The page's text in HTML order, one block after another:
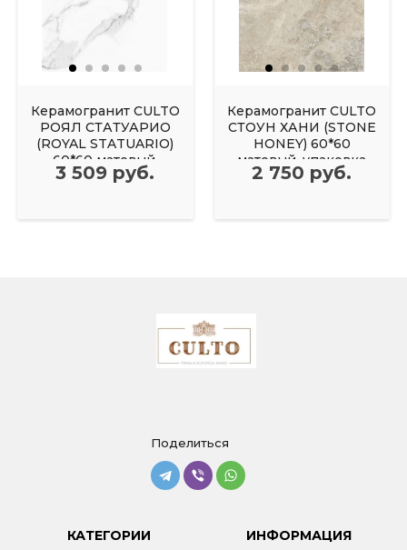
Керамогранит CULTO
РОЯЛ СТАТУАРИО
(ROYAL STATUARIO)
60*60 матовый,
упаковка 1,44м2
3 509 руб.
Керамогранит CULTO
СТОУН ХАНИ (STONE
HONEY) 60*60
матовый, упаковка
1,44м2
2 750 руб.
Поделиться
КАТЕГОРИИ ИНФОРМАЦИЯ